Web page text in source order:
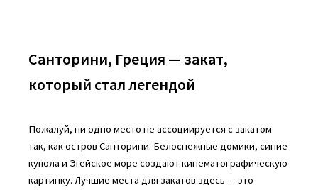
Санторини, Греция — закат,
который стал легендой
Пожалуй, ни одно место не ассоциируется с закатом
так, как остров Санторини. Белоснежные домики, синие
купола и Эгейское море создают кинематографическую
картинку. Лучшие места для закатов здесь — это